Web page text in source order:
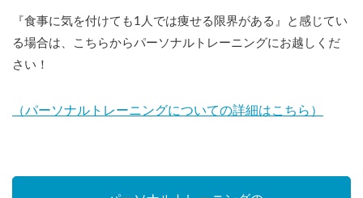
『食事に気を付けても1人では痩せる限界がある』と感じてい
る場合は、こちらからパーソナルトレーニングにお越しくだ
さい！
（パーソナルトレーニングについての詳細はこちら）